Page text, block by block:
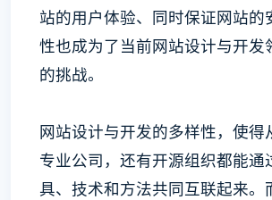
站的用户体验、同时保证网站的
性也成为了当前网站设计与开发
的挑战。
网站设计与开发的多样性，使得
专业公司，还有开源组织都能通
具、技术和方法共同互联起来。